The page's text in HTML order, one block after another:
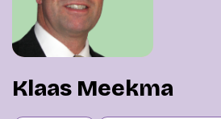
Klaas Meekma